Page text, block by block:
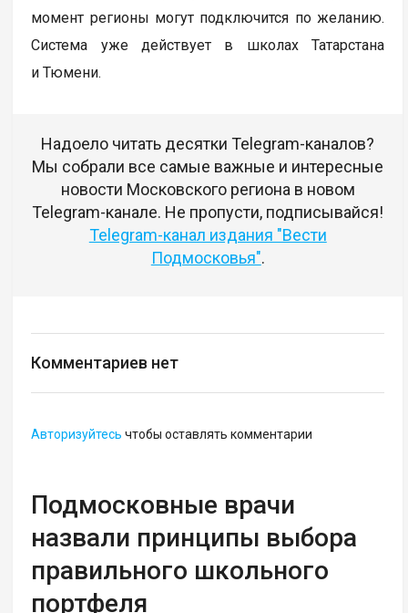
момент регионы могут подключится по желанию.
Система уже действует в школах Татарстана
и Тюмени.
Надоело читать десятки Telegram-каналов?
Мы собрали все самые важные и интересные
новости Московского региона в новом
Telegram-канале. Не пропусти, подписывайся!
Telegram-канал издания "Вести
Подмосковья".
Комментариев нет
Авторизуйтесь чтобы оставлять комментарии
Подмосковные врачи
назвали принципы выбора
правильного школьного
портфеля